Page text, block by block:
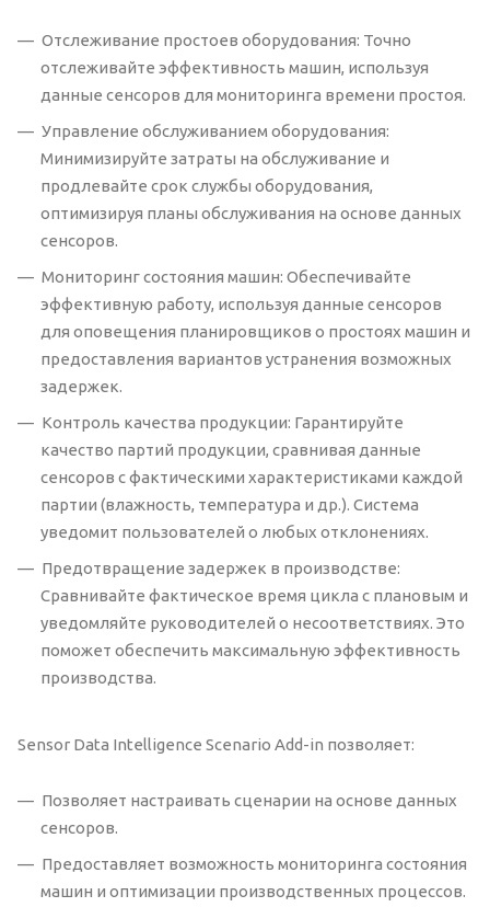
Отслеживание простоев оборудования: Точно
отслеживайте эффективность машин, используя
данные сенсоров для мониторинга времени простоя.
Управление обслуживанием оборудования:
Минимизируйте затраты на обслуживание и
продлевайте срок службы оборудования,
оптимизируя планы обслуживания на основе данных
сенсоров.
Мониторинг состояния машин: Обеспечивайте
эффективную работу, используя данные сенсоров
для оповещения планировщиков о простоях машин и
предоставления вариантов устранения возможных
задержек.
Контроль качества продукции: Гарантируйте
качество партий продукции, сравнивая данные
сенсоров с фактическими характеристиками каждой
партии (влажность, температура и др.). Система
уведомит пользователей о любых отклонениях.
Предотвращение задержек в производстве:
Сравнивайте фактическое время цикла с плановым и
уведомляйте руководителей о несоответствиях. Это
поможет обеспечить максимальную эффективность
производства.
Sensor Data Intelligence Scenario Add-in позволяет:
Позволяет настраивать сценарии на основе данных
сенсоров.
Предоставляет возможность мониторинга состояния
машин и оптимизации производственных процессов.